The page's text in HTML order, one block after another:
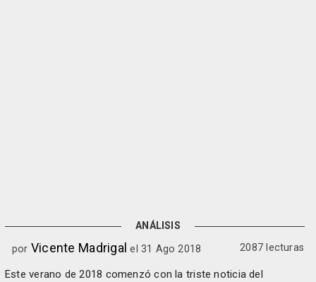
ANÁLISIS
por Vicente Madrigal el 31 Ago 2018 2087 lecturas
Este verano de 2018 comenzó con la triste noticia del